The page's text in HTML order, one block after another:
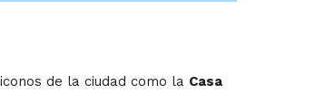
de la ciudad como la Casa